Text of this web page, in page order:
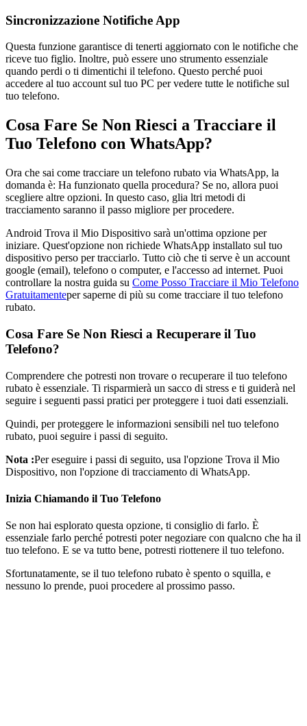
Sincronizzazione Notifiche App
Questa funzione garantisce di tenerti aggiornato con le notifiche che
riceve tuo figlio. Inoltre, può essere uno strumento essenziale
quando perdi o ti dimentichi il telefono. Questo perché puoi
accedere al tuo account sul tuo PC per vedere tutte le notifiche sul
tuo telefono.
Cosa Fare Se Non Riesci a Tracciare il
Tuo Telefono con WhatsApp?
Ora che sai come tracciare un telefono rubato via WhatsApp, la
domanda è: Ha funzionato quella procedura? Se no, allora puoi
scegliere altre opzioni. In questo caso, glia ltri metodi di
tracciamento saranno il passo migliore per procedere.
Android Trova il Mio Dispositivo sarà un'ottima opzione per
iniziare. Quest'opzione non richiede WhatsApp installato sul tuo
dispositivo perso per tracciarlo. Tutto ciò che ti serve è un account
google (email), telefono o computer, e l'accesso ad internet. Puoi
controllare la nostra guida su Come Posso Tracciare il Mio Telefono
Gratuitamenteper saperne di più su come tracciare il tuo telefono
rubato.
Cosa Fare Se Non Riesci a Recuperare il Tuo
Telefono?
Comprendere che potresti non trovare o recuperare il tuo telefono
rubato è essenziale. Ti risparmierà un sacco di stress e ti guiderà nel
seguire i seguenti passi pratici per proteggere i tuoi dati essenziali.
Quindi, per proteggere le informazioni sensibili nel tuo telefono
rubato, puoi seguire i passi di seguito.
Nota :Per eseguire i passi di seguito, usa l'opzione Trova il Mio
Dispositivo, non l'opzione di tracciamento di WhatsApp.
Inizia Chiamando il Tuo Telefono
Se non hai esplorato questa opzione, ti consiglio di farlo. È
essenziale farlo perché potresti poter negoziare con qualcno che ha il
tuo telefono. E se va tutto bene, potresti riottenere il tuo telefono.
Sfortunatamente, se il tuo telefono rubato è spento o squilla, e
nessuno lo prende, puoi procedere al prossimo passo.